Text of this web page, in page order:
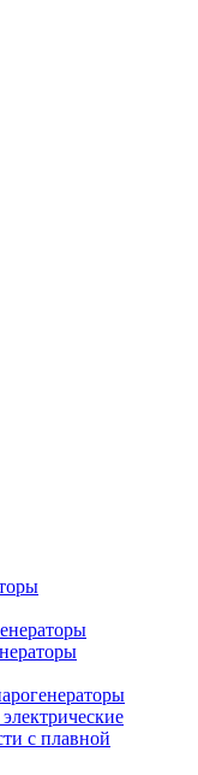
с плавной